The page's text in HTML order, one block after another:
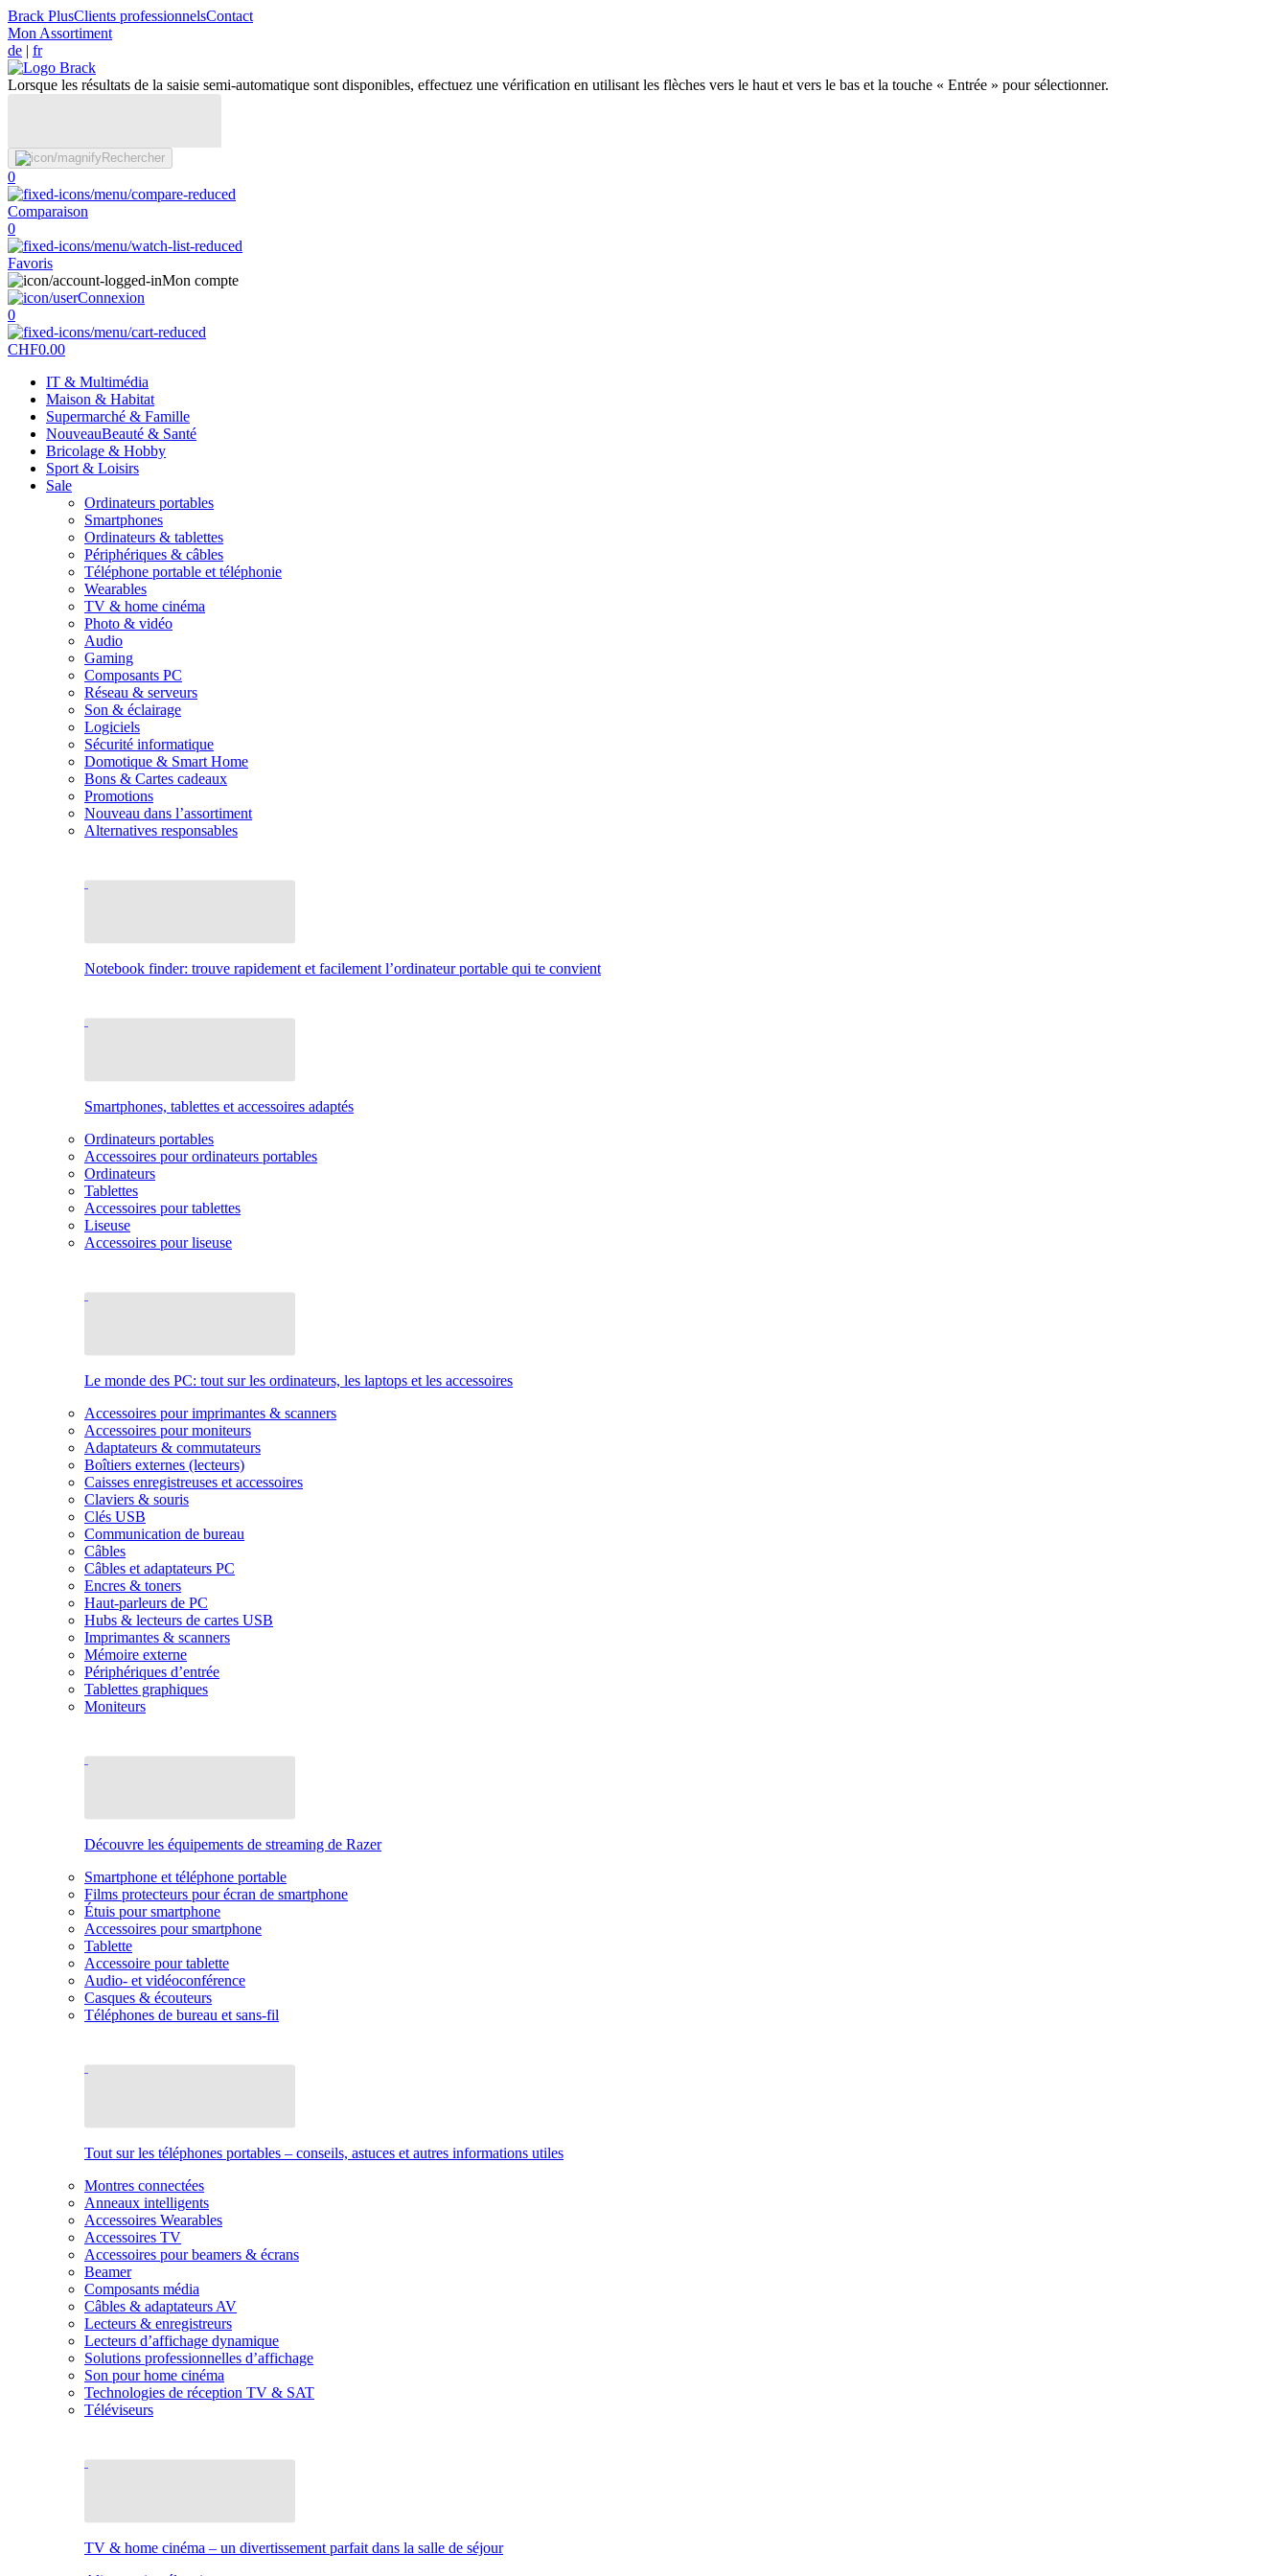
Brack PlusClients professionnelsContact
Mon Assortiment
de | fr
Lorsque les résultats de la saisie semi-automatique sont disponibles, effectuez une vérification en utilisant les flèches vers le haut et vers le bas et la touche « Entrée » pour sélectionner.
Rechercher
0
Comparaison
0
Favoris
Mon compte
Connexion
0
CHF0.00
IT & Multimédia
Maison & Habitat
Supermarché & Famille
NouveauBeauté & Santé
Bricolage & Hobby
Sport & Loisirs
Sale
Ordinateurs portables
Smartphones
Ordinateurs & tablettes
Périphériques & câbles
Téléphone portable et téléphonie
Wearables
TV & home cinéma
Photo & vidéo
Audio
Gaming
Composants PC
Réseau & serveurs
Son & éclairage
Logiciels
Sécurité informatique
Domotique & Smart Home
Bons & Cartes cadeaux
Promotions
Nouveau dans l’assortiment
Alternatives responsables
Notebook finder: trouve rapidement et facilement l’ordinateur portable qui te convient
Smartphones, tablettes et accessoires adaptés
Ordinateurs portables
Accessoires pour ordinateurs portables
Ordinateurs
Tablettes
Accessoires pour tablettes
Liseuse
Accessoires pour liseuse
Le monde des PC: tout sur les ordinateurs, les laptops et les accessoires
Accessoires pour imprimantes & scanners
Accessoires pour moniteurs
Adaptateurs & commutateurs
Boîtiers externes (lecteurs)
Caisses enregistreuses et accessoires
Claviers & souris
Clés USB
Communication de bureau
Câbles
Câbles et adaptateurs PC
Encres & toners
Haut-parleurs de PC
Hubs & lecteurs de cartes USB
Imprimantes & scanners
Mémoire externe
Périphériques d’entrée
Tablettes graphiques
Moniteurs
Découvre les équipements de streaming de Razer
Smartphone et téléphone portable
Films protecteurs pour écran de smartphone
Étuis pour smartphone
Accessoires pour smartphone
Tablette
Accessoire pour tablette
Audio- et vidéoconférence
Casques & écouteurs
Téléphones de bureau et sans-fil
Tout sur les téléphones portables – conseils, astuces et autres informations utiles
Montres connectées
Anneaux intelligents
Accessoires Wearables
Accessoires TV
Accessoires pour beamers & écrans
Beamer
Composants média
Câbles & adaptateurs AV
Lecteurs & enregistreurs
Lecteurs d’affichage dynamique
Solutions professionnelles d’affichage
Son pour home cinéma
Technologies de réception TV & SAT
Téléviseurs
TV & home cinéma – un divertissement parfait dans la salle de séjour